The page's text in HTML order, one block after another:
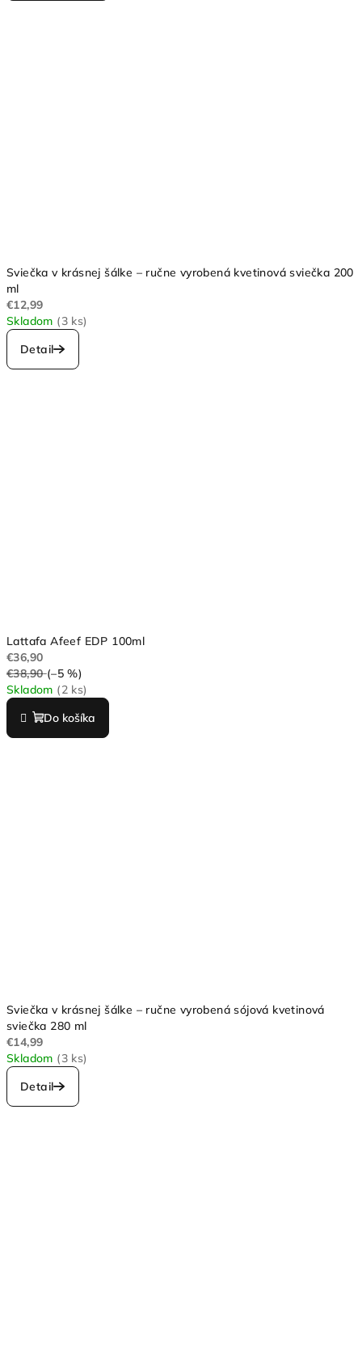
Sviečka v krásnej šálke – ručne vyrobená kvetinová sviečka 200
ml
€12,99
Skladom (3 ks)
Detail
Lattafa Afeef EDP 100ml
€36,90
€38,90 (–5 %)
Skladom (2 ks)
Do košíka
Sviečka v krásnej šálke – ručne vyrobená sójová kvetinová
sviečka 280 ml
€14,99
Skladom (3 ks)
Detail